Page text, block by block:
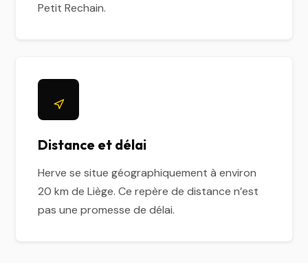
Petit Rechain.
Distance et délai
Herve se situe géographiquement à environ
20 km de Liège. Ce repère de distance n’est
pas une promesse de délai.